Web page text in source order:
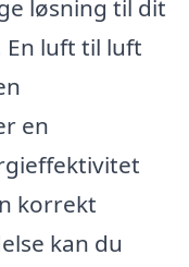
løsning til dit
En luft til luft
en
korrekt
kan du